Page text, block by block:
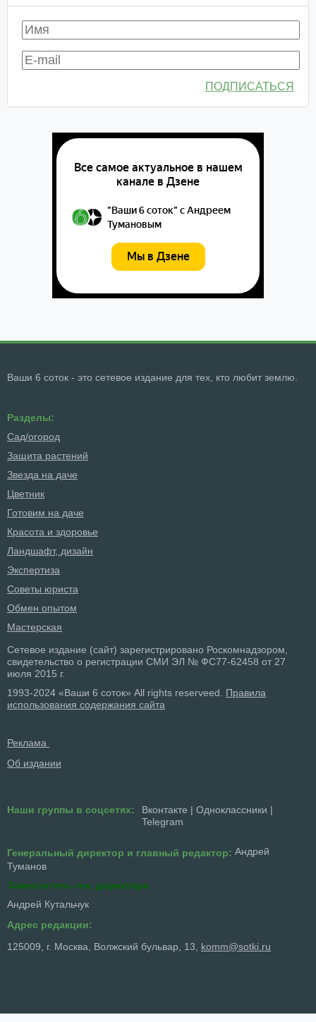
ПОДПИСАТЬСЯ
Ваши 6 соток - это сетевое издание для тех, кто любит землю.
Разделы:
Сад/огород
Защита растений
Звезда на даче
Цветник
Готовим на даче
Красота и здоровье
Ландшафт, дизайн
Экспертиза
Советы юриста
Обмен опытом
Мастерская
Сетевое издание (сайт) зарегистрировано Роскомнадзором,
свидетельство о регистрации СМИ ЭЛ № ФС77-62458 от 27
июля 2015 г.
1993-2024 «Ваши 6 соток» All rights reserveed. Правила
использования содержания сайта
Реклама
Об издании
Наши группы в соцсетях: Вконтакте | Одноклассники |
Telegram
Генеральный директор и главный редактор: Андрей
Туманов
Заместитель ген. директора
Андрей Кутальчук
Адрес редакции:
125009, г. Москва, Волжский бульвар, 13, komm@sotki.ru